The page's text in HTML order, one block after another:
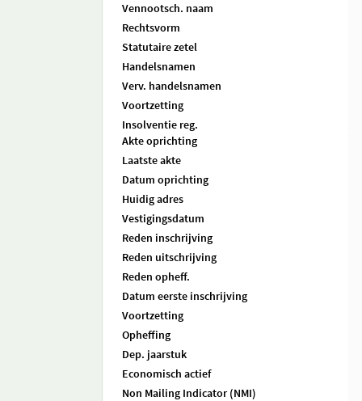
Vennootsch. naam
Rechtsvorm
Statutaire zetel
Handelsnamen
Verv. handelsnamen
Voortzetting
Insolventie reg.
Akte oprichting
Laatste akte
Datum oprichting
Huidig adres
Vestigingsdatum
Reden inschrijving
Reden uitschrijving
Reden opheff.
Datum eerste inschrijving
Voortzetting
Opheffing
Dep. jaarstuk
Economisch actief
Non Mailing Indicator (NMI)